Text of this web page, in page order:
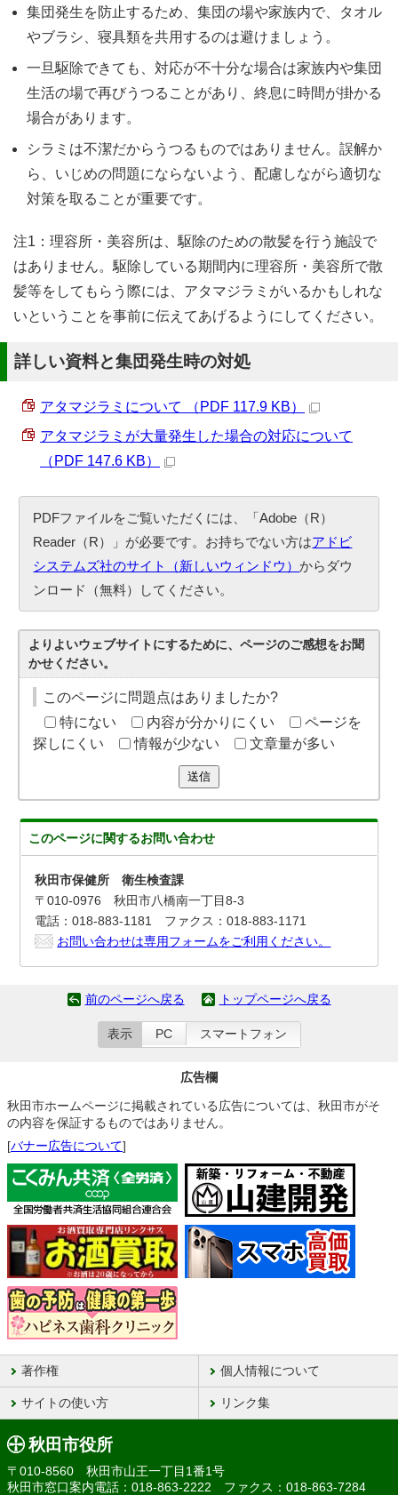
集団発生を防止するため、集団の場や家族内で、タオル
やブラシ、寝具類を共用するのは避けましょう。
一旦駆除できても、対応が不十分な場合は家族内や集団
生活の場で再びうつることがあり、終息に時間が掛かる
場合があります。
シラミは不潔だからうつるものではありません。誤解か
ら、いじめの問題にならないよう、配慮しながら適切な
対策を取ることが重要です。
注1：理容所・美容所は、駆除のための散髪を行う施設で
はありません。駆除している期間内に理容所・美容所で散
髪等をしてもらう際には、アタマジラミがいるかもしれな
いということを事前に伝えてあげるようにしてください。
詳しい資料と集団発生時の対処
アタマジラミについて （PDF 117.9 KB）
アタマジラミが大量発生した場合の対応について
（PDF 147.6 KB）
PDFファイルをご覧いただくには、「Adobe（R）
Reader（R）」が必要です。お持ちでない方はアドビ
システムズ社のサイト（新しいウィンドウ）からダウ
ンロード（無料）してください。
よりよいウェブサイトにするために、ページのご感想をお聞
かせください。
このページに問題点はありましたか?
特にない
内容が分かりにくい
ページを
探しにくい
情報が少ない 文章量が多い
送信
このページに関するお問い合わせ
秋田市保健所 衛生検査課
〒010-0976 秋田市八橋南一丁目8-3
電話：018-883-1181 ファクス：018-883-1171
お問い合わせは専用フォームをご利用ください。
前のページへ戻る トップページへ戻る
表示 PC スマートフォン
広告欄
秋田市ホームページに掲載されている広告については、秋田市がそ
の内容を保証するものではありません。
[バナー広告について]
著作権 個人情報について
サイトの使い方 リンク集
秋田市役所
〒010-8560 秋田市山王一丁目1番1号
秋田市窓口案内電話：018-863-2222 ファクス：018-863-7284